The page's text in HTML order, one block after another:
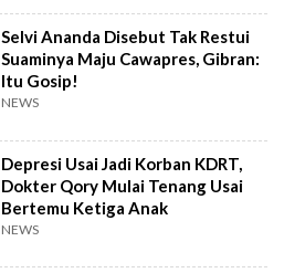
Selvi Ananda Disebut Tak Restui
Suaminya Maju Cawapres, Gibran:
Itu Gosip!
NEWS
Depresi Usai Jadi Korban KDRT,
Dokter Qory Mulai Tenang Usai
Bertemu Ketiga Anak
NEWS